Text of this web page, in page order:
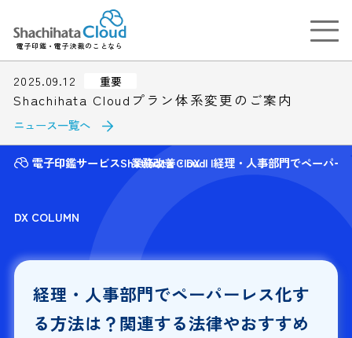
電子印鑑・電子決裁のことなら
2025.09.12 重要
Shachihata Cloudプラン体系変更のご案内
ニュース一覧へ
電子印鑑サービスShatihata Cloud
業務改善・DX 経理・人事部門でペーパー
DX COLUMN
経理・人事部門でペーパーレス化す
る方法は？関連する法律やおすすめ